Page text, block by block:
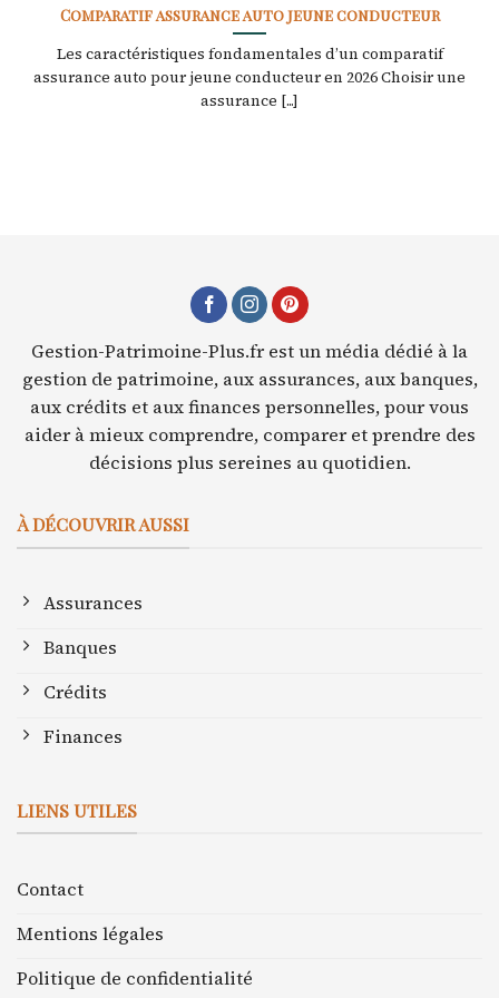
Comparatif assurance auto jeune conducteur
Les caractéristiques fondamentales d’un comparatif
assurance auto pour jeune conducteur en 2026 Choisir une
assurance [...]
Gestion-Patrimoine-Plus.fr est un média dédié à la
gestion de patrimoine, aux assurances, aux banques,
aux crédits et aux finances personnelles, pour vous
aider à mieux comprendre, comparer et prendre des
décisions plus sereines au quotidien.
À DÉCOUVRIR AUSSI
Assurances
Banques
Crédits
Finances
LIENS UTILES
Contact
Mentions légales
Politique de confidentialité